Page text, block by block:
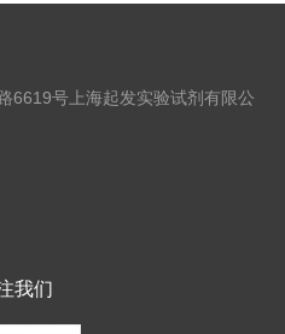
6619号上海起发实验试剂有限公
我们